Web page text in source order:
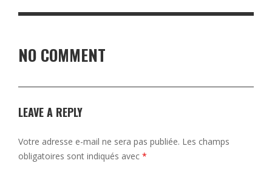
NO COMMENT
LEAVE A REPLY
Votre adresse e-mail ne sera pas publiée. Les champs
obligatoires sont indiqués avec *